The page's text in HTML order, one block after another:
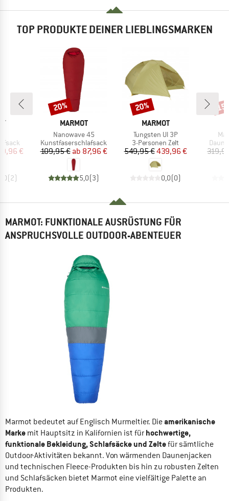
TOP PRODUKTE DEINER LIEBLINGSMARKEN
Preis
€
(2)
MARKE
MARMOT
Artikel
Nanowave 45
Produktgruppe
Kunstfaserschlafsack
Preis
109,95 € reduzierter Preis
ab 87,96 €
5,0(3)
Rabatt
20%
MARKE
MARMOT
Artikel
Tungsten Ul 3P
Produktgruppe
3-Personen Zelt
Preis
549,95 €reduzierter Preis
439,96 €
0,0(0)
Rabatt
20%
MARMOT: FUNKTIONALE AUSRÜSTUNG FÜR
ANSPRUCHSVOLLE OUTDOOR-ABENTEUER
Marmot bedeutet auf Englisch Murmeltier. Dieamerikanische
Marke mit Hauptsitz in Kalifornien ist für hochwertige,
funktionale Bekleidung, Schlafsäcke und Zeltefür sämtliche
Outdoor-Aktivitäten bekannt. Von wärmenden Daunenjacken
und technischen Fleece-Produkten bis hin zu robusten Zelten
und Schlafsäcken bietet Marmot eine vielfältige Palette an
Produkten.